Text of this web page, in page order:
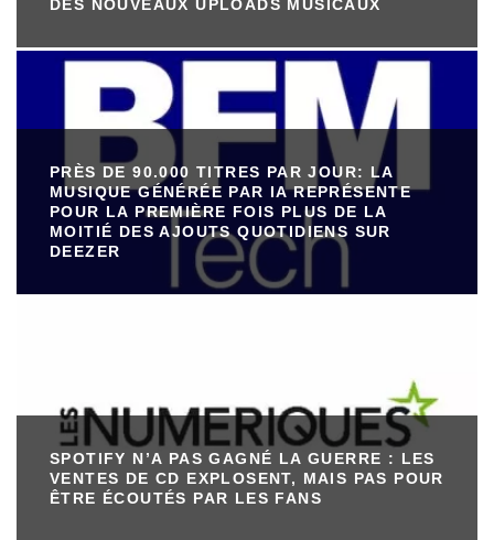
DES NOUVEAUX UPLOADS MUSICAUX
PRÈS DE 90.000 TITRES PAR JOUR: LA
MUSIQUE GÉNÉRÉE PAR IA REPRÉSENTE
POUR LA PREMIÈRE FOIS PLUS DE LA
MOITIÉ DES AJOUTS QUOTIDIENS SUR
DEEZER
SPOTIFY N’A PAS GAGNÉ LA GUERRE : LES
VENTES DE CD EXPLOSENT, MAIS PAS POUR
ÊTRE ÉCOUTÉS PAR LES FANS